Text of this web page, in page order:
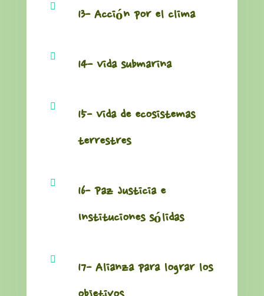

13- Acción por el clima

14- Vida submarina

15- Vida de ecosistemas
terrestres

16- Paz Justicia e
Instituciones sólidas

17- Alianza para lograr los